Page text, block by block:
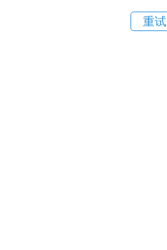
重试